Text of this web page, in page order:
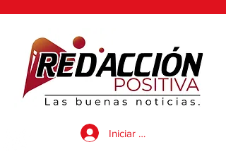
Iniciar sesión